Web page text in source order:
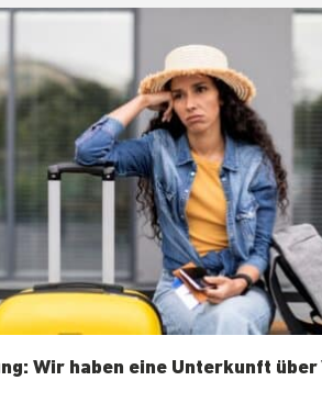
Wir haben eine Unterkunft über